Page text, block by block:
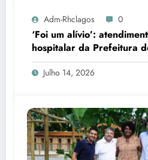
Adm-Rhclagos 0
‘Foi um alívio’:
hospitalar da Prefeitura
transforma rotina de
Julho 14, 2026